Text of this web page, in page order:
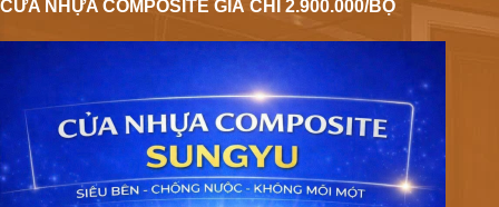
CỬA NHỰA COMPOSITE GIÁ CHỈ 2.900.000/BỘ